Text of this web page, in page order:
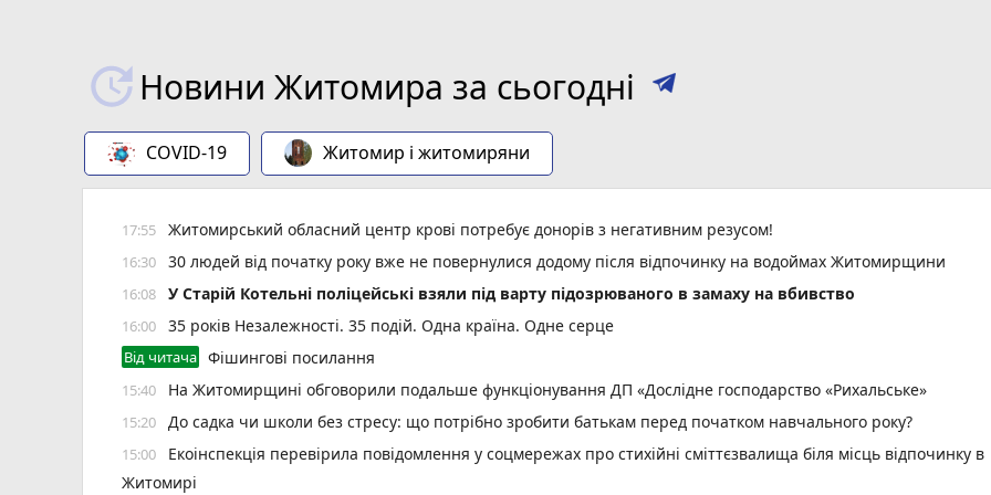
Новини Житомира за сьогодні
COVID-19 Житомир і житомиряни
17:55 Житомирський обласний центр крові потребує донорів з негативним резусом!
16:30 30 людей від початку року вже не повернулися додому після відпочинку на водоймах Житомирщини
16:08 У Старій Котельні поліцейські взяли під варту підозрюваного в замаху на вбивство
16:00 35 років Незалежності. 35 подій. Одна країна. Одне серце
Від читача Фішингові посилання
15:40 На Житомирщині обговорили подальше функціонування ДП «Дослідне господарство «Рихальське»
15:20 До садка чи школи без стресу: що потрібно зробити батькам перед початком навчального року?
15:00
Екоінспекція перевірила повідомлення у соцмережах про стихійні сміттєзвалища біля місць відпочинку в
Житомирі